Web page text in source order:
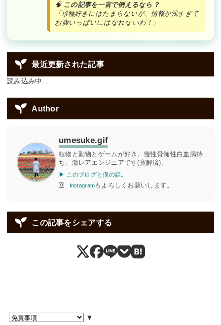
🧠 この記事を一言で例えるなら？
「珍種好きにはたまらないが、情報が浅すぎて
お腹いっぱいにはなれないわ！」
最近更新された記事
読み込み中...
Author
umesuke.gif
植物と動物とゲームが好き。慢性骨髄性白血病持
ち、激レアエンジニアです(寛解済)。
▶ このブログと僕の話。
Instagramもよろしくお願いします。
この記事をシェアする
▼